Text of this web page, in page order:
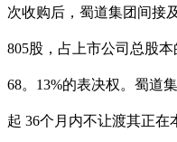
次收购后，蜀道集团间接
805股，占上市公司总股
68。13%的表决权。蜀道
起 36个月内不让渡其正在